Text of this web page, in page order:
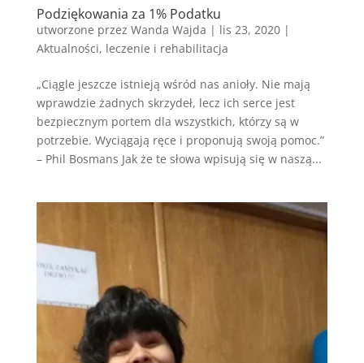
Podziękowania za 1% Podatku
utworzone przez Wanda Wajda | lis 23, 2020|
Aktualności, leczenie i rehabilitacja
„Ciągle jeszcze istnieją wśród nas anioły. Nie mają
wprawdzie żadnych skrzydeł, lecz ich serce jest
bezpiecznym portem dla wszystkich, którzy są w
potrzebie. Wyciągają ręce i proponują swoją pomoc.”
– Phil Bosmans Jak że te słowa wpisują się w naszą...